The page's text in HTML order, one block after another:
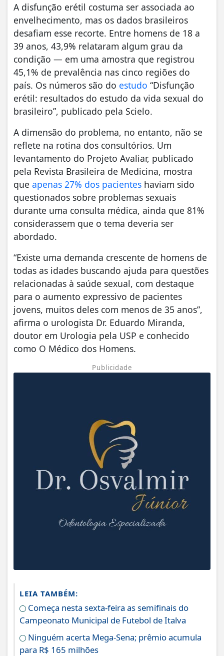
A disfunção erétil costuma ser associada ao
envelhecimento, mas os dados brasileiros
desafiam esse recorte. Entre homens de 18 a
39 anos, 43,9% relataram algum grau da
condição — em uma amostra que registrou
45,1% de prevalência nas cinco regiões do
país. Os números são do estudo “Disfunção
erétil: resultados do estudo da vida sexual do
brasileiro”, publicado pela Scielo.
A dimensão do problema, no entanto, não se
reflete na rotina dos consultórios. Um
levantamento do Projeto Avaliar, publicado
pela Revista Brasileira de Medicina, mostra
que apenas 27% dos pacientes haviam sido
questionados sobre problemas sexuais
durante uma consulta médica, ainda que 81%
considerassem que o tema deveria ser
abordado.
“Existe uma demanda crescente de homens de
todas as idades buscando ajuda para questões
relacionadas à saúde sexual, com destaque
para o aumento expressivo de pacientes
jovens, muitos deles com menos de 35 anos”,
afirma o urologista Dr. Eduardo Miranda,
doutor em Urologia pela USP e conhecido
como O Médico dos Homens.
Publicidade
LEIA TAMBÉM:
Começa nesta sexta-feira as semifinais do
Campeonato Municipal de Futebol de Italva
Ninguém acerta Mega-Sena; prêmio acumula
para R$ 165 milhões